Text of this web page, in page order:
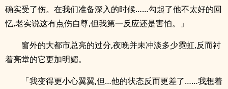
确实受了伤。在我们准备深入的时候……勾起了他不太好的回
忆,老实说这有点伤自尊,但我第一反应还是害怕。」
窗外的大都市总亮的过分,夜晚并未冲淡多少霓虹,反而衬
着亮堂的它更加明媚。
「我变得更小心翼翼,但…他的状态反而更差了……我想着